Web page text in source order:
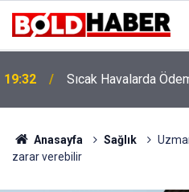
19:32 Sıcak Havalarda
Anasayfa Sağlık
zarar verebilir